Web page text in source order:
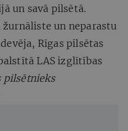
un savā pilsētā.
un neparastu
Rīgas pilsētas
LAS izglītības
pilsētnieks